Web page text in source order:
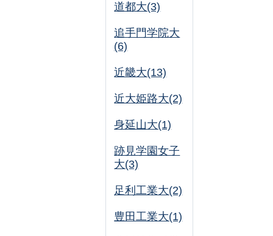
道都大(3)
追手門学院大
(6)
近畿大(13)
近大姫路大(2)
身延山大(1)
跡見学園女子
大(3)
足利工業大(2)
豊田工業大(1)